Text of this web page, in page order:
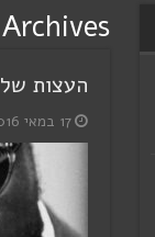
העצות
17 במאי 2016